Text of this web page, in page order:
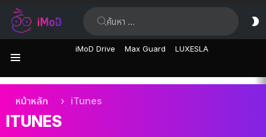
iMoD Drive Max Guard LUXESLA
เรื่อง
ล่าสุด
คุณอยู่ที่นี่:
หน้าหลัก iTunes
ITUNES